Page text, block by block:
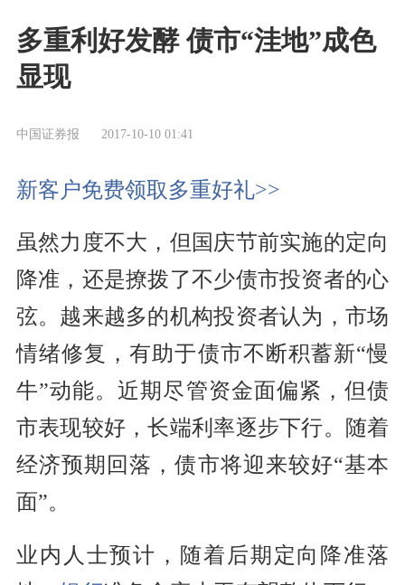
多重利好发酵 债市“洼地”成色
显现
中国证券报 2017-10-10 01:41
新客户免费领取多重好礼>>
虽然力度不大，但国庆节前实施的定向
降准，还是撩拨了不少债市投资者的心
弦。越来越多的机构投资者认为，市场
情绪修复，有助于债市不断积蓄新“慢
牛”动能。近期尽管资金面偏紧，但债
市表现较好，长端利率逐步下行。随着
经济预期回落，债市将迎来较好“基本
面”。
业内人士预计，随着后期定向降准落